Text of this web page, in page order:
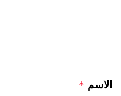
الاسم *